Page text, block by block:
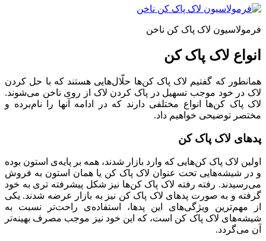
فرمولاسیون لاک پاک کن ناخن
انواع لاک پاک کن
همانطور که گفتیم لاک پاک کن‌ها حلّال‌هایی هستند که با حل کردن
لاک در خود موجب تسهیل در پاک کردن لاک از روی ناخن می‌شوند.
لاک پاک کن‌ها انواع مختلفی دارند که در ادامه آنها را نام‌برده و
مختصر توضیحی خواهیم داد.
پدهای لاک پاک کن
اولین لاک پاک کن‌هایی که وارد بازار شدند، همه بر پایه‌ی استون بوده
و در شیشه‌هایی تحت عنوان لاک پاک کن یا همان استون به فروش
می‌رسیدند. رفته رفته لاک پاک کن‌ها نیز شکل پیشرفته تری به خود
گرفته و به صورت پدهای لاک پاک کن نیز به بازار عرضه شدند. یکی
از مهم‌ترین ویژگی‌های این پدها، استفاده‌ی راحت‌تر نسبت به
شیشه‌های لاک پاک کن است، که این خود نیز موجب مصرف بهینه‌تر
آن می‌گردد.